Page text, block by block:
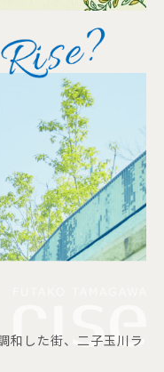
和した街、二子玉川ラ